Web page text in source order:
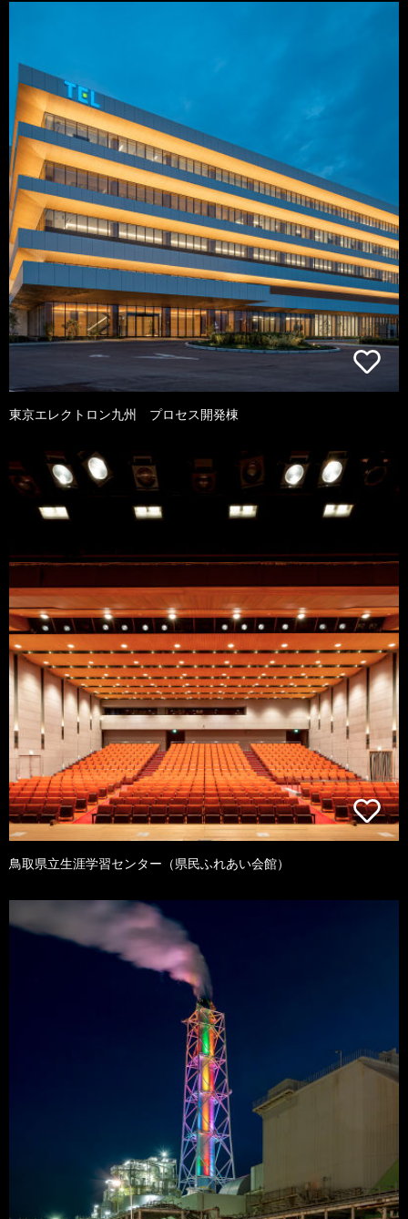
東京エレクトロン九州 プロセス開発棟
鳥取県立生涯学習センター（県民ふれあい会館）